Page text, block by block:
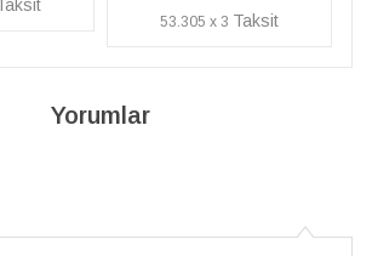
Yorumlar